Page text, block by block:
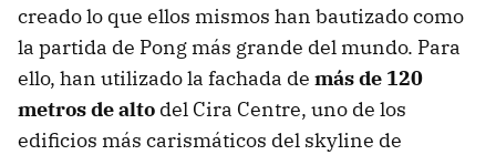
creado lo que ellos mismos han bautizado como
la partida de Pong más grande del mundo. Para
ello, han utilizado la fachada de más de 120
metros de alto del Cira Centre, uno de los
edificios más carismáticos del skyline de